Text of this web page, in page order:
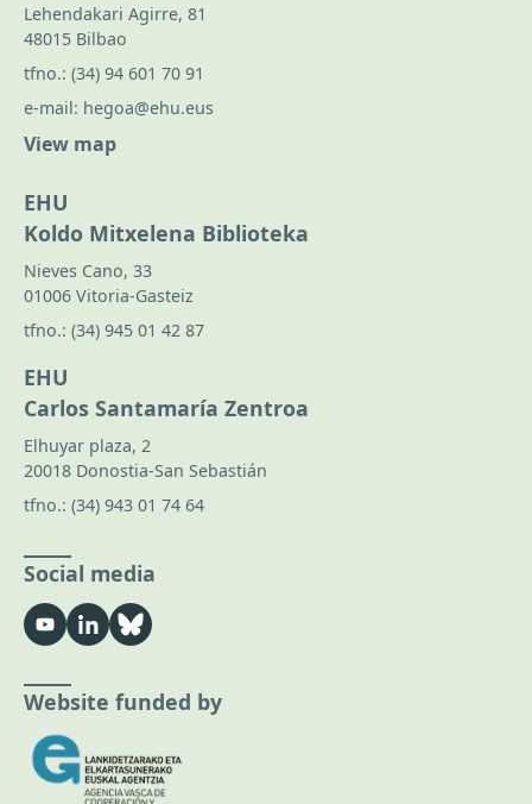
Lehendakari Agirre, 81
48015 Bilbao
tfno.: (34) 94 601 70 91
e-mail: hegoa@ehu.eus
View map
EHU
Koldo Mitxelena Biblioteka
Nieves Cano, 33
01006 Vitoria-Gasteiz
tfno.: (34) 945 01 42 87
EHU
Carlos Santamaría Zentroa
Elhuyar plaza, 2
20018 Donostia-San Sebastián
tfno.: (34) 943 01 74 64
Social media
Website funded by